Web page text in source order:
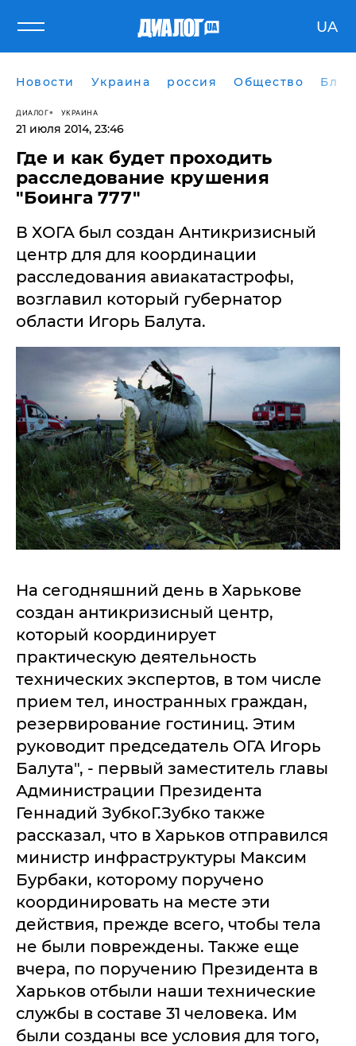
UA
Новости Украина россия Общество
ДИАЛОГ УКРАИНА
21 июля 2014, 23:46
Где и как будет проходить
расследование крушения
"Боинга 777"
В ХОГА был создан Антикризисный
центр для для координации
расследования авиакатастрофы,
возглавил который губернатор
области Игорь Балута.
На сегодняшний день в Харькове
создан антикризисный центр,
который координирует
практическую деятельность
технических экспертов, в том числе
прием тел, иностранных граждан,
резервирование гостиниц. Этим
руководит председатель ОГА Игорь
Балута", - первый заместитель главы
Администрации Президента
Геннадий ЗубкоГ.Зубко также
рассказал, что в Харьков отправился
министр инфраструктуры Максим
Бурбаки, которому поручено
координировать на месте эти
действия, прежде всего, чтобы тела
не были повреждены. Также еще
вчера, по поручению Президента в
Харьков отбыли наши технические
службы в составе 31 человека. Им
были созданы все условия для того,